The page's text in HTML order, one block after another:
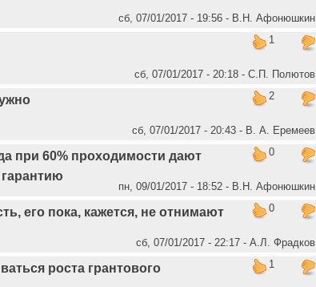
сб, 07/01/2017 - 19:56 - В.Н. Афонюшкин
1
сб, 07/01/2017 - 20:18 - C.П. Полютов
2
сб, 07/01/2017 - 20:43 - В. А. Еремеев
0
при 60% проходимости дают
гарантию
пн, 09/01/2017 - 18:52 - В.Н. Афонюшкин
0
его пока, кажется, не отнимают
сб, 07/01/2017 - 22:17 - А.Л. Фрадков
1
роста грантового